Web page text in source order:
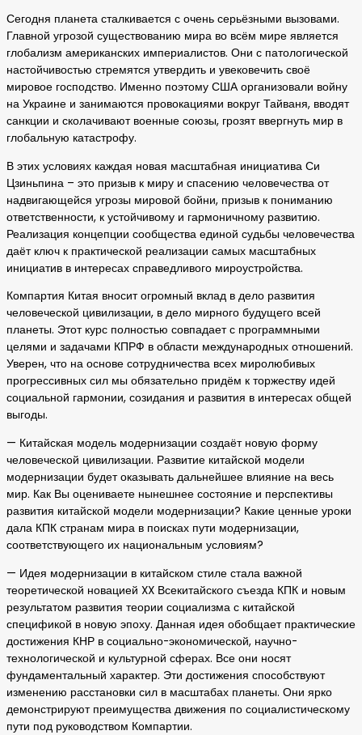
Сегодня планета сталкивается с очень серьёзными вызовами.
Главной угрозой существованию мира во всём мире является
глобализм американских империалистов. Они с патологической
настойчивостью стремятся утвердить и увековечить своё
мировое господство. Именно поэтому США организовали войну
на Украине и занимаются провокациями вокруг Тайваня, вводят
санкции и сколачивают военные союзы, грозят ввергнуть мир в
глобальную катастрофу.
В этих условиях каждая новая масштабная инициатива Си
Цзиньпина – это призыв к миру и спасению человечества от
надвигающейся угрозы мировой бойни, призыв к пониманию
ответственности, к устойчивому и гармоничному развитию.
Реализация концепции сообщества единой судьбы человечества
даёт ключ к практической реализации самых масштабных
инициатив в интересах справедливого мироустройства.
Компартия Китая вносит огромный вклад в дело развития
человеческой цивилизации, в дело мирного будущего всей
планеты. Этот курс полностью совпадает с программными
целями и задачами КПРФ в области международных отношений.
Уверен, что на основе сотрудничества всех миролюбивых
прогрессивных сил мы обязательно придём к торжеству идей
социальной гармонии, созидания и развития в интересах общей
выгоды.
— Китайская модель модернизации создаёт новую форму
человеческой цивилизации. Развитие китайской модели
модернизации будет оказывать дальнейшее влияние на весь
мир. Как Вы оцениваете нынешнее состояние и перспективы
развития китайской модели модернизации? Какие ценные уроки
дала КПК странам мира в поисках пути модернизации,
соответствующего их национальным условиям?
— Идея модернизации в китайском стиле стала важной
теоретической новацией XX Всекитайского съезда КПК и новым
результатом развития теории социализма с китайской
спецификой в новую эпоху. Данная идея обобщает практические
достижения КНР в социально-экономической, научно-
технологической и культурной сферах. Все они носят
фундаментальный характер. Эти достижения способствуют
изменению расстановки сил в масштабах планеты. Они ярко
демонстрируют преимущества движения по социалистическому
пути под руководством Компартии.